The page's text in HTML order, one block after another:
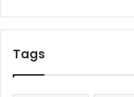
Tags